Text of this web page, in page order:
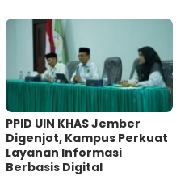
PPID UIN KHAS Jember
Digenjot, Kampus Perkuat
Layanan Informasi
Berbasis Digital